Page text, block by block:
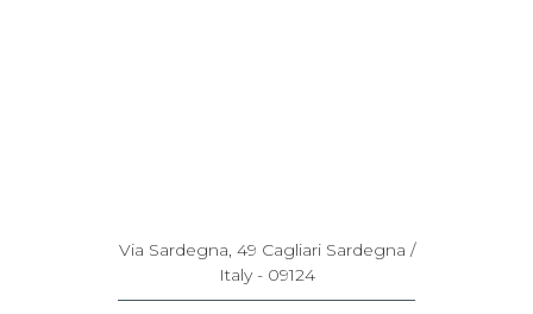
Via Sardegna, 49 Cagliari Sardegna /
Italy - 09124